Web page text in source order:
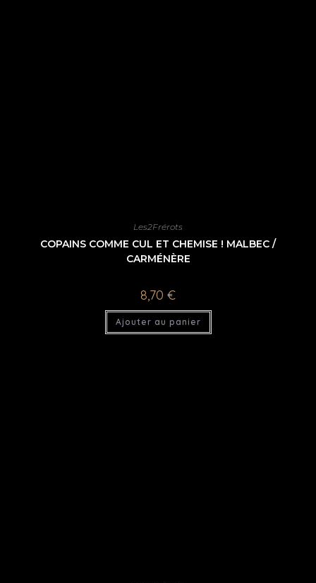
Les2Frérots
COPAINS COMME CUL ET CHEMISE ! MALBEC /
CARMÉNÈRE
8,70 €
Ajouter au panier